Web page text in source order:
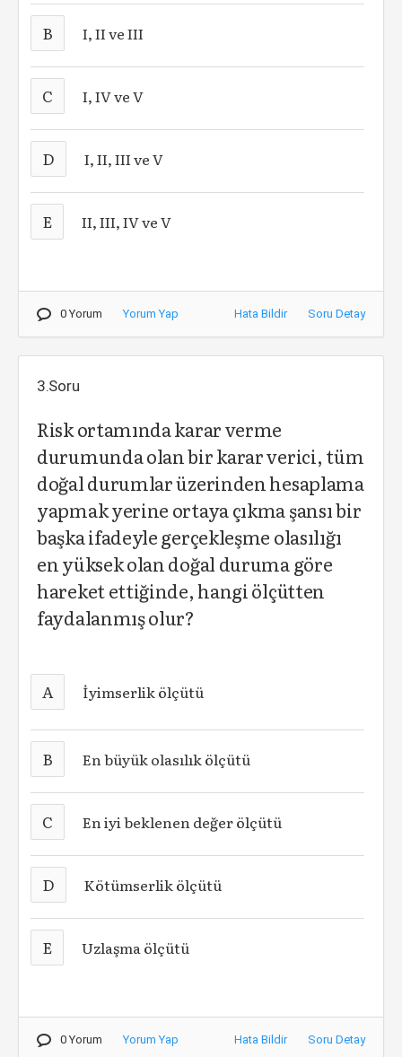
B I, II ve III
C I, IV ve V
D I, II, III ve V
E II, III, IV ve V
0 Yorum Yorum Yap Hata Bildir Soru Detay
3.Soru
Risk ortamında karar verme
durumunda olan bir karar verici, tüm
doğal durumlar üzerinden hesaplama
yapmak yerine ortaya çıkma şansı bir
başka ifadeyle gerçekleşme olasılığı
en yüksek olan doğal duruma göre
hareket ettiğinde, hangi ölçütten
faydalanmış olur?
A İyimserlik ölçütü
B En büyük olasılık ölçütü
C En iyi beklenen değer ölçütü
D Kötümserlik ölçütü
E Uzlaşma ölçütü
0 Yorum Yorum Yap Hata Bildir Soru Detay